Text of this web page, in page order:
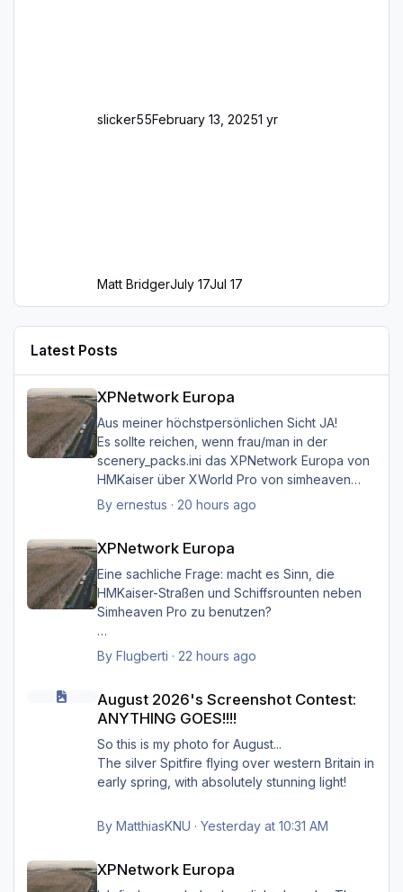
slicker55February 13, 20251 yr
Matt BridgerJuly 17Jul 17
Latest Posts
XPNetwork Europa
Aus meiner höchstpersönlichen Sicht JA!
Es sollte reichen, wenn frau/man in der
scenery_packs.ini das XPNetwork Europa von
HMKaiser über XWorld Pro von simheaven
angeordnet hat. Es ist aufgrund der im
XPNetwork gesetzten Exclusions nicht einmal
Aerials, ships, roads - nicht zu
installieren/aktivieren.
Frau/man hat dann überall (in Europa) wo
XPNetwork Europa aktiv ist die Roads,
Schiffsrouten und Aerials von XPNetwork
anstelle jener von Simheaven.
Ernst
By ernestus · 20 hours ago
XPNetwork Europa
Eine sachliche Frage: macht es Sinn, die
HMKaiser-Straßen und Schiffsrounten neben
Simheaven Pro zu benutzen?
Wenn ja, wie? Einfach die Simheaven-Layer
"12-net2-ships" und "13-net3-roads"
"HMK__*"-Ordner benutzen?
Das macht aber dann nur für Deutschland
Sinn?
By Flugberti · 22 hours ago
August 2026's Screenshot Contest:
ANYTHING GOES!!!!
So this is my photo for August...
The silver Spitfire flying over western Britain in
early spring, with absolutely stunning light!
By MatthiasKNU · Yesterday at 10:31 AM
XPNetwork Europa